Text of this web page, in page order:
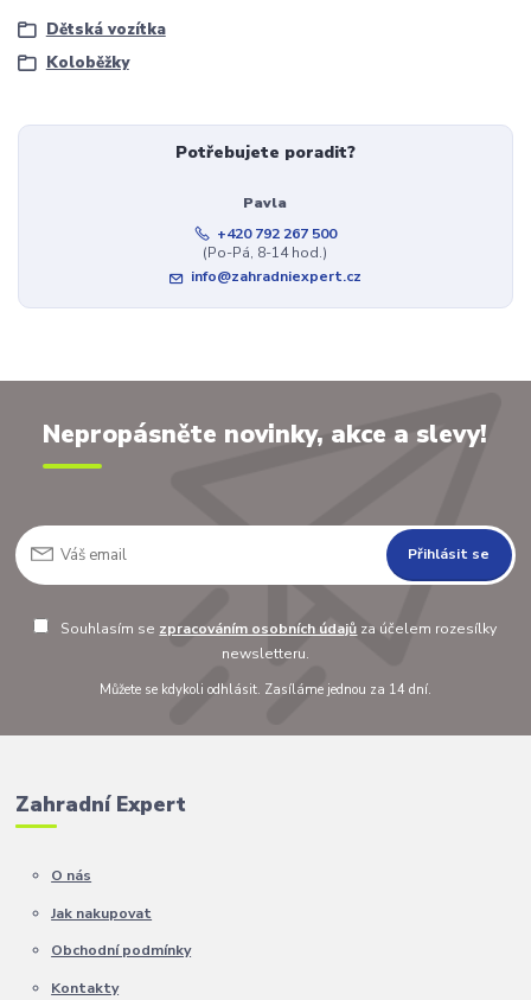
Dětská vozítka
Koloběžky
Potřebujete poradit?
Pavla
+420 792 267 500
(Po-Pá, 8-14 hod.)
info@zahradniexpert.cz
Nepropásněte novinky, akce a slevy!
Přihlásit se
Souhlasím se zpracováním osobních údajů za účelem rozesílky
newsletteru.
Můžete se kdykoli odhlásit. Zasíláme jednou za 14 dní.
Zahradní Expert
O nás
Jak nakupovat
Obchodní podmínky
Kontakty